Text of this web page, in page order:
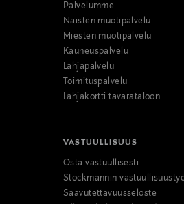
Palvelumme
Naisten muotipalvelu
Miesten muotipalvelu
Kauneuspalvelu
Lahjapalvelu
Toimituspalvelu
Lahjakortti tavarataloon
VASTUULLISUUS
Osta vastuullisesti
Stockmannin
Saavutettavuusseloste